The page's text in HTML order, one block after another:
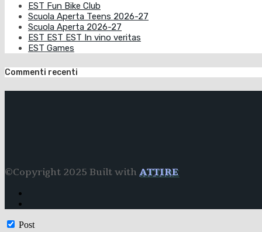
EST Fun Bike Club
Scuola Aperta Teens 2026-27
Scuola Aperta 2026-27
EST EST EST In vino veritas
EST Games
Commenti recenti
©Copyright 2025 Built with ATTIRE
Post